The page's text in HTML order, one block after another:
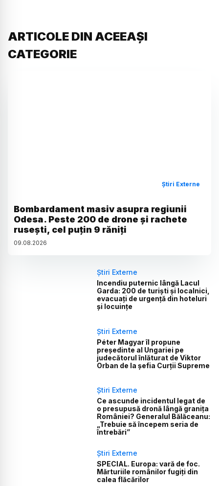
ARTICOLE DIN ACEEAȘI
CATEGORIE
Știri Externe
Bombardament masiv asupra regiunii
Odesa. Peste 200 de drone și rachete
rusești, cel puțin 9 răniți
09.08.2026
Știri Externe
Incendiu puternic lângă Lacul
Garda: 200 de turiști și localnici,
evacuați de urgență din hoteluri
și locuințe
Știri Externe
Péter Magyar îl propune
președinte al Ungariei pe
judecătorul înlăturat de Viktor
Orban de la șefia Curții Supreme
Știri Externe
Ce ascunde incidentul legat de
o presupusă dronă lângă granița
României? Generalul Bălăceanu:
„Trebuie să începem seria de
întrebări”
Știri Externe
SPECIAL. Europa: vară de foc.
Mărturiile românilor fugiți din
calea flăcărilor